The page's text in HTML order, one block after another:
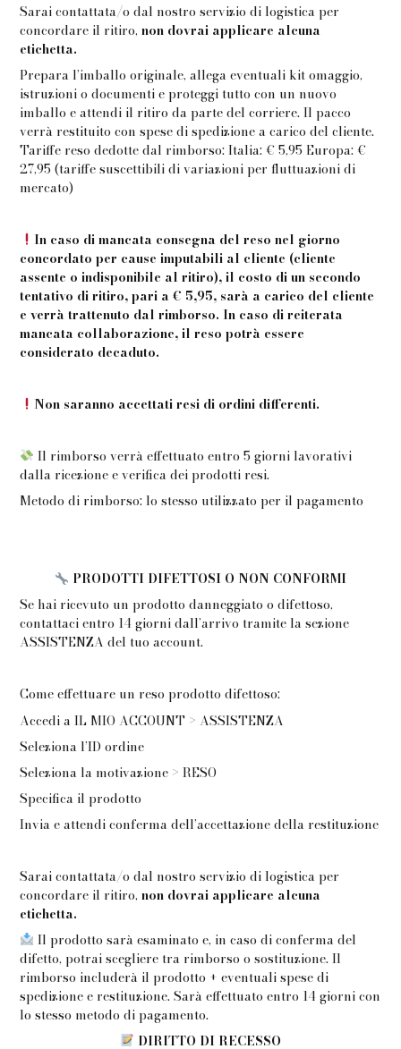
Sarai contattata/o dal nostro servizio di logistica per
concordare il ritiro,non dovrai applicare alcuna
etichetta.
Prepara l’imballo originale, allega eventuali kit omaggio,
istruzioni o documenti e proteggi tutto con un nuovo
imballo e attendi il ritiro da parte del corriere. Il pacco
verrà restituito con spese di spedizione a carico del cliente.
Tariffe reso dedotte dal rimborso: Italia: € 5,95 Europa: €
27,95 (tariffe suscettibili di variazioni per fluttuazioni di
mercato)
In caso di mancata consegna del reso nel giorno
concordato per cause imputabili al cliente (cliente
assente o indisponibile al ritiro), il costo di un secondo
tentativo di ritiro, pari a € 5,95, sarà a carico del cliente
e verrà trattenuto dal rimborso. In caso di reiterata
mancata collaborazione, il reso potrà essere
considerato decaduto.
Non saranno accettati resi di ordini differenti.
Il rimborso verrà effettuato entro 5 giorni lavorativi
dalla ricezione e verifica dei prodotti resi.
Metodo di rimborso: lo stesso utilizzato per il pagamento
PRODOTTI DIFETTOSI O NON CONFORMI
Se hai ricevuto un prodotto danneggiato o difettoso,
contattaci entro 14 giorni dall’arrivo tramite la sezione
ASSISTENZA del tuo account.
Come effettuare un reso prodotto difettoso:
Accedi a IL MIO ACCOUNT > ASSISTENZA
Seleziona l’ID ordine
Seleziona la motivazione > RESO
Specifica il prodotto
Invia e attendi conferma dell’accettazione della restituzione
Sarai contattata/o dal nostro servizio di logistica per
concordare il ritiro,non dovrai applicare alcuna
etichetta.
Il prodotto sarà esaminato e, in caso di conferma del
difetto, potrai scegliere tra rimborso o sostituzione. Il
rimborso includerà il prodotto + eventuali spese di
spedizione e restituzione. Sarà effettuato entro 14 giorni con
lo stesso metodo di pagamento.
DIRITTO DI RECESSO